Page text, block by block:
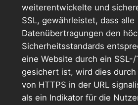
weiterentwickelte und
SSL, gewährleistet, dass alle
Datenübertragungen den
Sicherheitsstandards
eine Website durch ein
gesichert ist, wird dies durch
von HTTPS in der URL
als ein Indikator für die